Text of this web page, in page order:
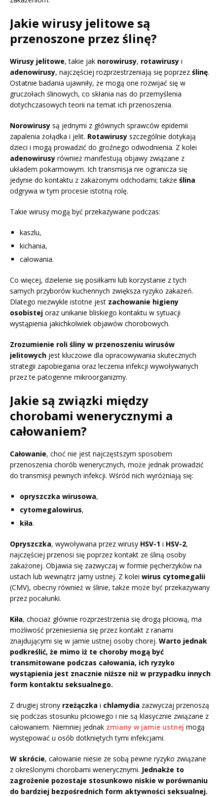
Jakie wirusy jelitowe są
przenoszone przez ślinę?
Wirusy jelitowe, takie jak norowirusy, rotawirusy i
adenowirusy, najczęściej rozprzestrzeniają się poprzez ślinę.
Ostatnie badania ujawniły, że mogą one rozwijać się w
gruczołach ślinowych, co skłania nas do przemyślenia
dotychczasowych teorii na temat ich przenoszenia.
Norowirusy są jednymi z głównych sprawców epidemii
zapalenia żołądka i jelit. Rotawirusy szczególnie dotykają
dzieci i mogą prowadzić do groźnego odwodnienia. Z kolei
adenowirusy również manifestują objawy związane z
układem pokarmowym. Ich transmisja nie ogranicza się
jedynie do kontaktu z zakażonymi odchodami; także ślina
odgrywa w tym procesie istotną rolę.
Takie wirusy mogą być przekazywane podczas:
kaszlu,
kichania,
całowania.
Co więcej, dzielenie się posiłkami lub korzystanie z tych
samych przyborów kuchennych zwiększa ryzyko zakażeń.
Dlatego niezwykle istotne jest zachowanie higieny
osobistej oraz unikanie bliskiego kontaktu w sytuacji
wystąpienia jakichkolwiek objawów chorobowych.
Zrozumienie roli śliny w przenoszeniu wirusów
jelitowych jest kluczowe dla opracowywania skutecznych
strategii zapobiegania oraz leczenia infekcji wywoływanych
przez te patogenne mikroorganizmy.
Jakie są związki między
chorobami wenerycznymi a
całowaniem?
Całowanie, choć nie jest najczęstszym sposobem
przenoszenia chorób wenerycznych, może jednak prowadzić
do transmisji pewnych infekcji. Wśród nich wyróżniają się:
opryszczka wirusowa,
cytomegalowirus,
kiła.
Opryszczka, wywoływana przez wirusy HSV-1 i HSV-2,
najczęściej przenosi się poprzez kontakt ze śliną osoby
zakażonej. Objawia się zazwyczaj w formie pęcherzyków na
ustach lub wewnątrz jamy ustnej. Z kolei wirus cytomegalii
(CMV), obecny również w ślinie, także może być przekazywany
przez pocałunki.
Kiła, chociaż głównie rozprzestrzenia się drogą płciową, ma
możliwość przeniesienia się przez kontakt z ranami
znajdującymi się w jamie ustnej osoby chorej. Warto jednak
podkreślić, że mimo iż te choroby mogą być
transmitowane podczas całowania, ich ryzyko
wystąpienia jest znacznie niższe niż w przypadku innych
form kontaktu seksualnego.
Z drugiej strony rzeżączka i chlamydia zazwyczaj przenoszą
się podczas stosunku płciowego i nie są klasycznie związane z
całowaniem. Niemniej jednak zmiany w jamie ustnej mogą
występować u osób dotkniętych tymi infekcjami.
W skrócie, całowanie niesie ze sobą pewne ryzyko związane
z określonymi chorobami wenerycznymi. Jednakże to
zagrożenie pozostaje stosunkowo niskie w porównaniu
do bardziej bezpośrednich form aktywności seksualnej.